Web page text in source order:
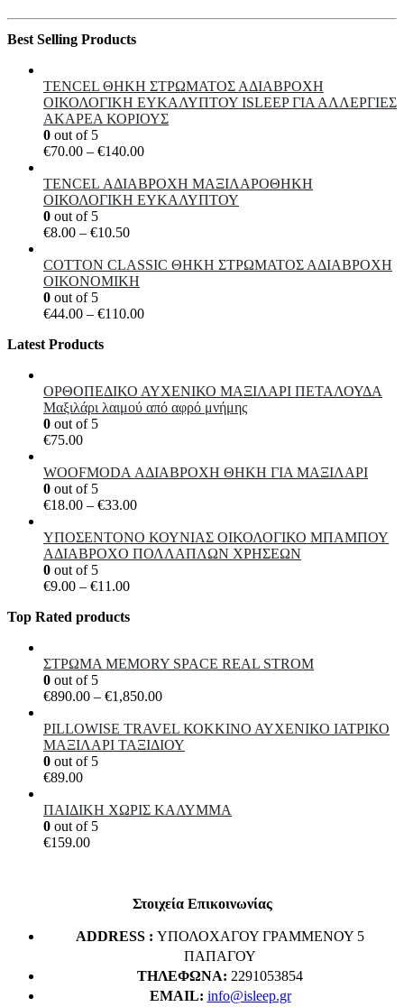
€269.00
έχει
πολλαπλές
επιλογές
μπορούν
να
επιλεγούν
στη
του
προϊόντος
Best Selling Products
TENCEL ΘΗΚΗ ΣΤΡΩΜΑΤΟΣ ΑΔΙΑΒΡΟΧΗ
ΟΙΚΟΛΟΓΙΚΗ ΕΥΚΑΛΥΠΤΟΥ ISLEEP ΓΙΑ ΑΛΛΕΡΓΙΕΣ
ΑΚΑΡΕΑ ΚΟΡΙΟΥΣ
0 out of 5
€70.00 – €140.00Price
€70.00
through
TENCEL ΑΔΙΑΒΡΟΧΗ ΜΑΞΙΛΑΡΟΘΗΚΗ
ΟΙΚΟΛΟΓΙΚΗ ΕΥΚΑΛΥΠΤΟΥ
0 out of 5
€8.00 – €10.50Price
€8.00
through
COTTON CLASSIC ΘΗKΗ ΣΤΡΩΜΑΤΟΣ ΑΔΙΑΒΡΟΧΗ
ΟΙΚΟΝΟΜΙΚΗ
0 out of 5
€44.00 – €110.00Price
Latest Products
ΟΡΘΟΠΕΔΙΚΟ ΑΥΧΕΝΙΚΟ ΜΑΞΙΛΑΡΙ ΠΕΤΑΛΟΥΔΑ
Μαξιλάρι λαιμού από αφρό μνήμης
0 out of 5
€75.00
WOOFMODA ΑΔΙΑΒΡΟΧΗ ΘΗΚΗ ΓΙΑ ΜΑΞΙΛΑΡΙ
0 out of 5
€18.00 – €33.00Price
€18.00
through
ΥΠΟΣΕΝΤΟΝΟ ΚΟΥΝΙΑΣ ΟΙΚΟΛΟΓΙΚΟ ΜΠΑΜΠΟΥ
ΑΔΙΑΒΡΟΧΟ ΠΟΛΛΑΠΛΩΝ ΧΡΗΣΕΩΝ
0 out of 5
€9.00 – €11.00Price
€9.00
Top Rated products
ΣΤΡΩΜΑ MEMORY SPACE REAL STROM
0 out of 5
€890.00 – €1,850.00Price
€890.00
through
PILLOWISE TRAVEL ΚΟΚΚΙΝΟ ΑΥΧΕΝΙΚΟ ΙΑΤΡΙΚΟ
ΜΑΞΙΛΑΡΙ ΤΑΞΙΔΙΟΥ
0 out of 5
€89.00
ΠΑΙΔΙΚΗ ΧΩΡΙΣ ΚΑΛΥΜΜΑ
0 out of 5
€159.00
Στοιχεία Επικοινωνίας
ADDRESS : ΥΠΟΛΟΧΑΓΟΥ ΓΡΑΜΜΕΝΟΥ 5
ΠΑΠΑΓΟΥ
ΤΗΛΈΦΩΝΑ: 2291053854
EMAIL: info@isleep.gr